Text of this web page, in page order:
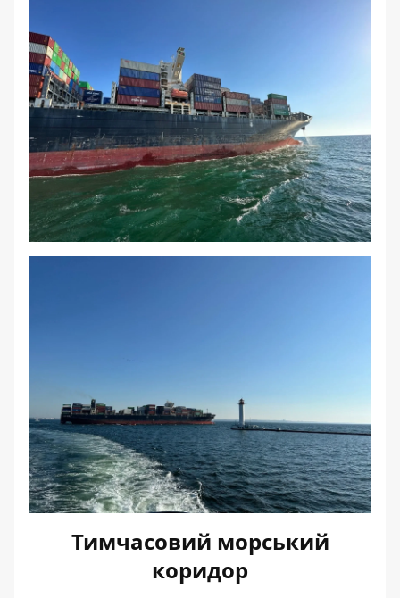
Тимчасовий морський
коридор